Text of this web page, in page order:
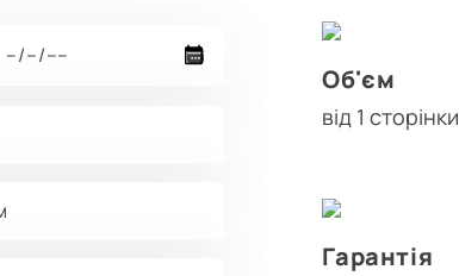
Об'єм
від 1 сторінки
Гарантія